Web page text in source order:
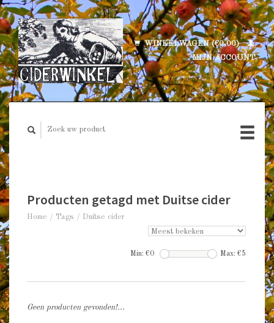
WINKELWAGEN (€0,00)
MIJN ACCOUNT
Producten getagd met Duitse cider
Home / Tags / Duitse cider
Min: €0 Max: €5
Geen producten gevonden!...